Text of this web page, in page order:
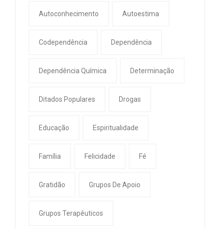
Autoconhecimento Autoestima
Codependência Dependência
Dependência Química Determinação
Ditados Populares Drogas
Educação Espiritualidade
Família Felicidade Fé
Gratidão Grupos De Apoio
Grupos Terapêuticos